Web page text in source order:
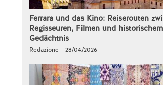
Ferrara und das Kino: Reiserouten
Regisseuren, Filmen und historischem
Gedächtnis
Redazione - 28/04/2026